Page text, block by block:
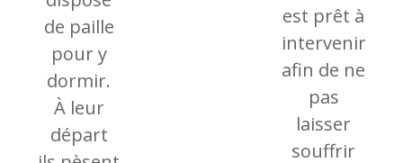
de paille
pour y
dormir.
À leur
départ
est prêt à
intervenir
afin de ne
pas
laisser
souffrir